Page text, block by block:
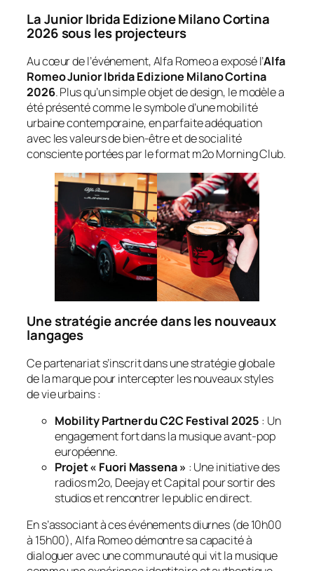
La Junior Ibrida Edizione Milano Cortina
2026 sous les projecteurs
Au cœur de l’événement, Alfa Romeo a exposé l’Alfa
Romeo Junior Ibrida Edizione Milano Cortina
2026. Plus qu’un simple objet de design, le modèle a
été présenté comme le symbole d’une mobilité
urbaine contemporaine, en parfaite adéquation
avec les valeurs de bien-être et de socialité
consciente portées par le format m2o Morning Club.
Une stratégie ancrée dans les nouveaux
langages
Ce partenariat s’inscrit dans une stratégie globale
de la marque pour intercepter les nouveaux styles
de vie urbains :
Mobility Partner du C2C Festival 2025 : Un
engagement fort dans la musique avant-pop
européenne.
Projet « Fuori Massena » : Une initiative des
radios m2o, Deejay et Capital pour sortir des
studios et rencontrer le public en direct.
En s’associant à ces événements diurnes (de 10h00
à 15h00), Alfa Romeo démontre sa capacité à
dialoguer avec une communauté qui vit la musique